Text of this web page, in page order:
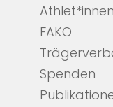
FAKO
Spenden